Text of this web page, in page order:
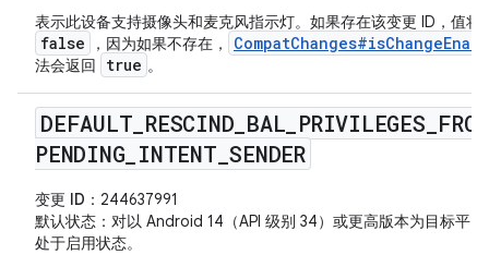
表示此设备支持摄像头和麦克风指示灯。如果存在该变更 ID，值将
false ，因为如果不存在，
法会返回 true 。
DEFAULT RESCIND BAL PRIVILEGES FROM
PENDING INTENT _SENDER
变更 ID ：244637991
默认状态 ：对以 Android 14（API 级别 34）或更高版本为目标平
处于启用状态。